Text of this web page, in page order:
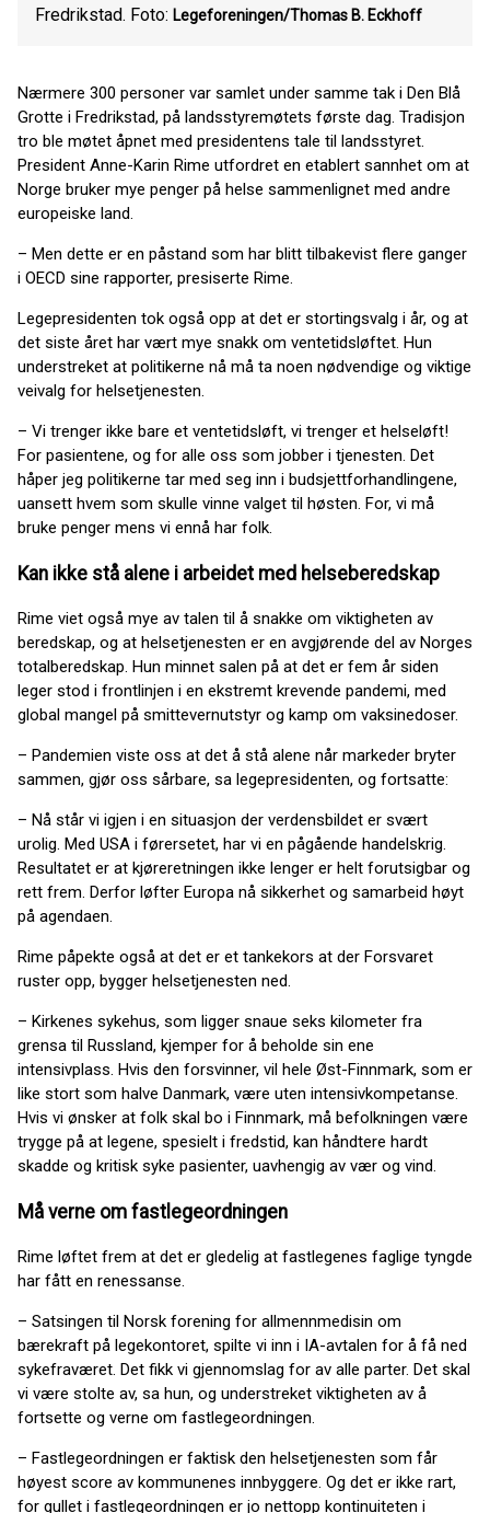
Fredrikstad. Foto: Legeforeningen/Thomas B. Eckhoff
Nærmere 300 personer var samlet under samme tak i Den Blå
Grotte i Fredrikstad, på landsstyremøtets første dag. Tradisjon
tro ble møtet åpnet med presidentens tale til landsstyret.
President Anne-Karin Rime utfordret en etablert sannhet om at
Norge bruker mye penger på helse sammenlignet med andre
europeiske land.
– Men dette er en påstand som har blitt tilbakevist flere ganger
i OECD sine rapporter, presiserte Rime.
Legepresidenten tok også opp at det er stortingsvalg i år, og at
det siste året har vært mye snakk om ventetidsløftet. Hun
understreket at politikerne nå må ta noen nødvendige og viktige
veivalg for helsetjenesten.
– Vi trenger ikke bare et ventetidsløft, vi trenger et helseløft!
For pasientene, og for alle oss som jobber i tjenesten. Det
håper jeg politikerne tar med seg inn i budsjettforhandlingene,
uansett hvem som skulle vinne valget til høsten. For, vi må
bruke penger mens vi ennå har folk.
Kan ikke stå alene i arbeidet med helseberedskap
Rime viet også mye av talen til å snakke om viktigheten av
beredskap, og at helsetjenesten er en avgjørende del av Norges
totalberedskap. Hun minnet salen på at det er fem år siden
leger stod i frontlinjen i en ekstremt krevende pandemi, med
global mangel på smittevernutstyr og kamp om vaksinedoser.
– Pandemien viste oss at det å stå alene når markeder bryter
sammen, gjør oss sårbare, sa legepresidenten, og fortsatte:
– Nå står vi igjen i en situasjon der verdensbildet er svært
urolig. Med USA i førersetet, har vi en pågående handelskrig.
Resultatet er at kjøreretningen ikke lenger er helt forutsigbar og
rett frem. Derfor løfter Europa nå sikkerhet og samarbeid høyt
på agendaen.
Rime påpekte også at det er et tankekors at der Forsvaret
ruster opp, bygger helsetjenesten ned.
– Kirkenes sykehus, som ligger snaue seks kilometer fra
grensa til Russland, kjemper for å beholde sin ene
intensivplass. Hvis den forsvinner, vil hele Øst-Finnmark, som er
like stort som halve Danmark, være uten intensivkompetanse.
Hvis vi ønsker at folk skal bo i Finnmark, må befolkningen være
trygge på at legene, spesielt i fredstid, kan håndtere hardt
skadde og kritisk syke pasienter, uavhengig av vær og vind.
Må verne om fastlegeordningen
Rime løftet frem at det er gledelig at fastlegenes faglige tyngde
har fått en renessanse.
– Satsingen til Norsk forening for allmennmedisin om
bærekraft på legekontoret, spilte vi inn i IA-avtalen for å få ned
sykefraværet. Det fikk vi gjennomslag for av alle parter. Det skal
vi være stolte av, sa hun, og understreket viktigheten av å
fortsette og verne om fastlegeordningen.
– Fastlegeordningen er faktisk den helsetjenesten som får
høyest score av kommunenes innbyggere. Og det er ikke rart,
for gullet i fastlegeordningen er jo nettopp kontinuiteten i